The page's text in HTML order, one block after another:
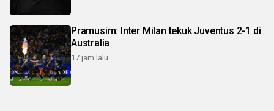
Pramusim: Inter Milan tekuk Juventus 2-1 di
Australia
17 jam lalu